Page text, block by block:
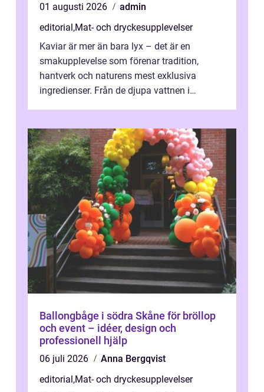
01 augusti 2026
admin
editorial,Mat- och dryckesupplevelser
Kaviar är mer än bara lyx – det är en
smakupplevelse som förenar tradition,
hantverk och naturens mest exklusiva
ingredienser. Från de djupa vattnen i
Ballongbåge i södra Skåne för bröllop
och event – idéer, design och
professionell hjälp
06 juli 2026
Anna Bergqvist
editorial,Mat- och dryckesupplevelser